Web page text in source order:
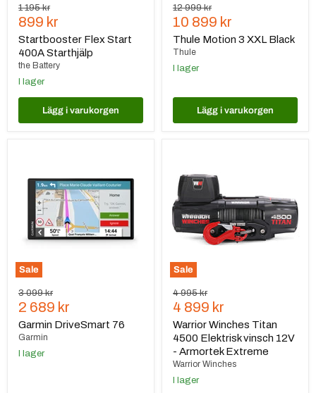
Ursprungspris
1 195 kr
Nuvarande
pris
899 kr
Startbooster Flex Start
400A Starthjälp
the Battery
I lager
Lägg i varukorgen
Ursprungspris
12 999 kr
Nuvarande
pris
10 899 kr
Thule Motion 3 XXL Black
Thule
I lager
Lägg i varukorgen
Sale
Ursprungspris
3 099 kr
Nuvarande
pris
2 689 kr
Garmin DriveSmart 76
Garmin
I lager
Sale
Titan
4500
Elektrisk
vinsch
12V
Armortek
Ursprungspris
4 995 kr
Nuvarande
pris
4 899 kr
Warrior Winches Titan
4500 Elektrisk vinsch 12V
- Armortek Extreme
Warrior Winches
I lager